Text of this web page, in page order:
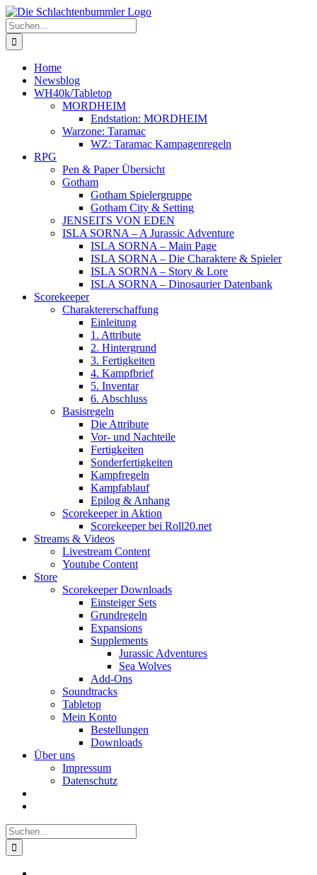
Zum
Inhalt
springen
Suche
nach:
Home
Newsblog
WH40k/Tabletop
MORDHEIM
Endstation: MORDHEIM
Warzone: Taramac
WZ: Taramac Kampagenregeln
RPG
Pen & Paper Übersicht
Gotham
Gotham Spielergruppe
Gotham City & Setting
JENSEITS VON EDEN
ISLA SORNA – A Jurassic Adventure
ISLA SORNA – Main Page
ISLA SORNA – Die Charaktere & Spieler
ISLA SORNA – Story & Lore
ISLA SORNA – Dinosaurier Datenbank
Scorekeeper
Charaktererschaffung
Einleitung
1. Attribute
2. Hintergrund
3. Fertigkeiten
4. Kampfbrief
5. Inventar
6. Abschluss
Basisregeln
Die Attribute
Vor- und Nachteile
Fertigkeiten
Sonderfertigkeiten
Kampfregeln
Kampfablauf
Epilog & Anhang
Scorekeeper in Aktion
Scorekeeper bei Roll20.net
Streams & Videos
Livestream Content
Youtube Content
Store
Scorekeeper Downloads
Einsteiger Sets
Grundregeln
Expansions
Supplements
Jurassic Adventures
Sea Wolves
Add-Ons
Soundtracks
Tabletop
Mein Konto
Bestellungen
Downloads
Über uns
Impressum
Datenschutz
Suche
nach: